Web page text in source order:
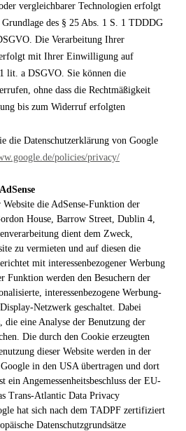
vergleichbarer Technologien erfolgt
des § 25 Abs. 1 S. 1 TDDDG
Die Verarbeitung Ihrer
erfolgt mit Ihrer Einwilligung auf
lit. a DSGVO. Sie können die
ohne dass die Rechtmäßigkeit
bis zum Widerruf erfolgten
die Datenschutzerklärung von Google
policies/privacy/
die AdSense-Funktion der
House, Barrow Street, Dublin 4,
dient dem Zweck,
zu vermieten und auf diesen die
mit interessenbezogener Werbung
Funktion werden den Besuchern der
interessenbezogene Werbung-
Netzwerk geschaltet. Dabei
die eine Analyse der Benutzung der
Die durch den Cookie erzeugten
dieser Website werden in der
in den USA übertragen und dort
ein Angemessenheitsbeschluss der EU-
Trans-Atlantic Data Privacy
hat sich nach dem TADPF zertifiziert
Datenschutzgrundsätze